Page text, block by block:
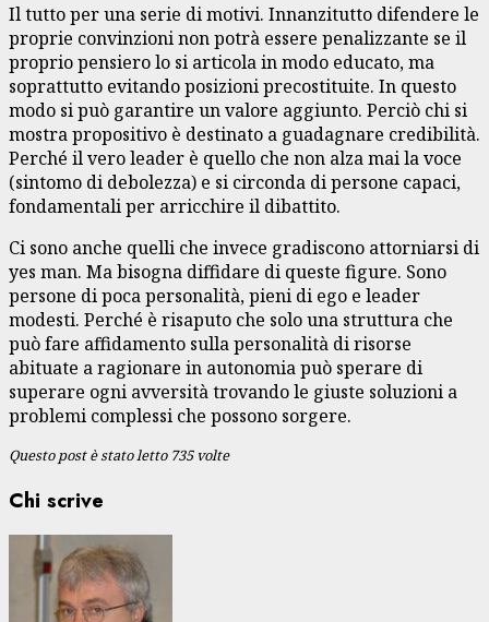
Il tutto per una serie di motivi. Innanzitutto difendere le
proprie convinzioni non potrà essere penalizzante se il
proprio pensiero lo si articola in modo educato, ma
soprattutto evitando posizioni precostituite. In questo
modo si può garantire un valore aggiunto. Perciò chi si
mostra propositivo è destinato a guadagnare credibilità.
Perché il vero leader è quello che non alza mai la voce
(sintomo di debolezza) e si circonda di persone capaci,
fondamentali per arricchire il dibattito.
Ci sono anche quelli che invece gradiscono attorniarsi di
yes man. Ma bisogna diffidare di queste figure. Sono
persone di poca personalità, pieni di ego e leader
modesti. Perché è risaputo che solo una struttura che
può fare affidamento sulla personalità di risorse
abituate a ragionare in autonomia può sperare di
superare ogni avversità trovando le giuste soluzioni a
problemi complessi che possono sorgere.
Questo post è stato letto 735 volte
Chi scrive